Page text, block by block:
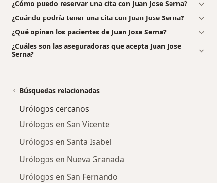
¿Cómo puedo reservar una cita con Juan Jose Serna?
¿Cuándo podría tener una cita con Juan Jose Serna?
¿Qué opinan los pacientes de Juan Jose Serna?
¿Cuáles son las aseguradoras que acepta Juan Jose
Serna?
Búsquedas relacionadas
Urólogos cercanos
Urólogos en San Vicente
Urólogos en Santa Isabel
Urólogos en Nueva Granada
Urólogos en San Fernando